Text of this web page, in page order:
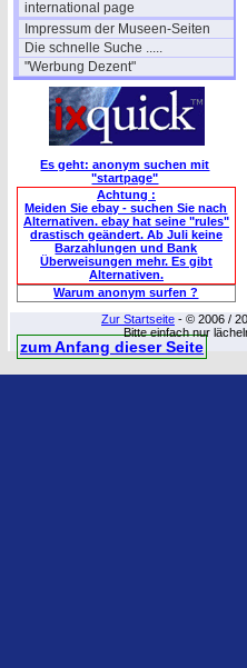
international page
Impressum der Museen-Seiten
Die schnelle Suche .....
"Werbung Dezent"
Es geht: anonym suchen mit
"startpage"
Achtung :
Meiden Sie ebay - suchen Sie nach
Alternativen. ebay hat seine "rules"
drastisch geändert. Ab Juli keine
Barzahlungen und Bank
Überweisungen mehr. Es gibt
Alternativen.
Warum anonym surfen ?
Zur Startseite - © 2006 /
Bitte einfach nur
zum Anfang dieser Seite